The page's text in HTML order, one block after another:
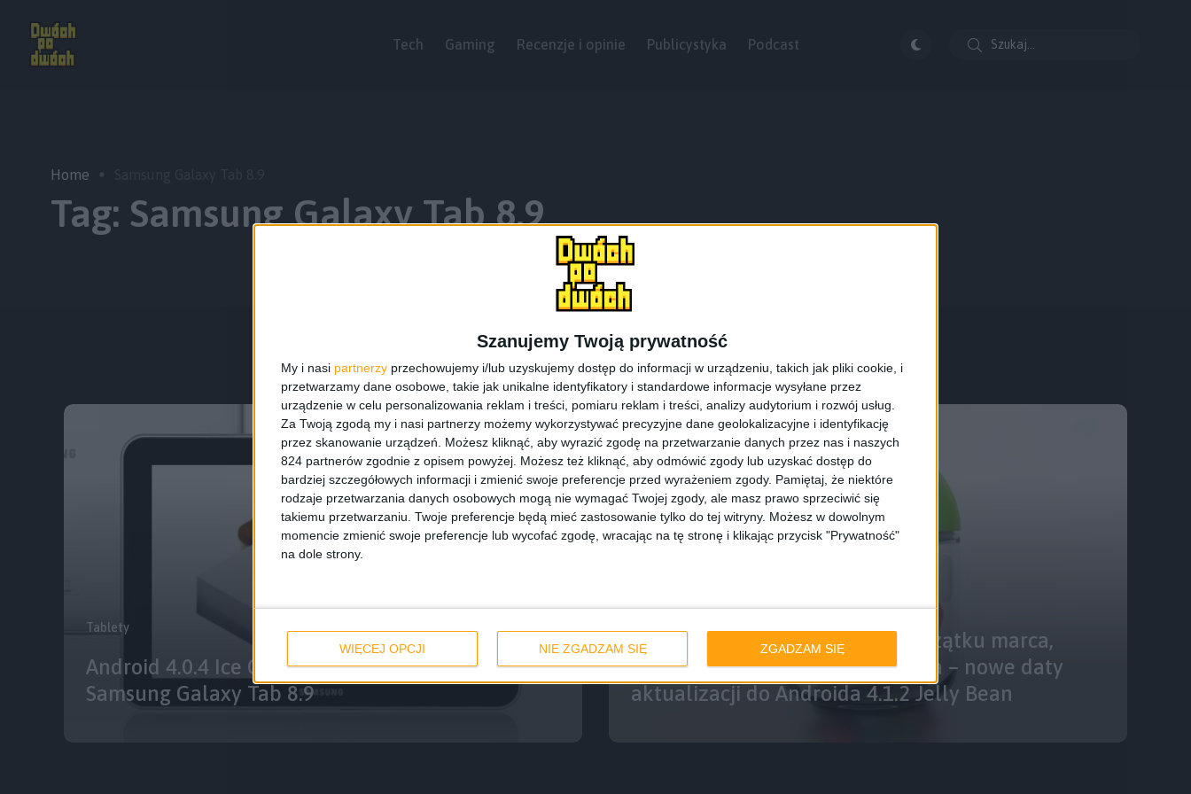
Szanujemy Twoją prywatność
My i nasi partnerzy przechowujemy i/lub uzyskujemy dostęp do informacji w urządzeniu, takich jak pliki cookie, i
przetwarzamy dane osobowe, takie jak unikalne identyfikatory i standardowe informacje wysyłane przez
urządzenie w celu personalizowania reklam i treści, pomiaru reklam i treści, analizy audytorium i rozwój usług.
Za Twoją zgodą my i nasi partnerzy możemy wykorzystywać precyzyjne dane geolokalizacyjne i identyfikację
przez skanowanie urządzeń. Możesz kliknąć, aby wyrazić zgodę na przetwarzanie danych przez nas i naszych
824 partnerów zgodnie z opisem powyżej. Możesz też kliknąć, aby odmówić zgody lub uzyskać dostęp do
bardziej szczegółowych informacji i zmienić swoje preferencje przed wyrażeniem zgody. Pamiętaj, że niektóre
rodzaje przetwarzania danych osobowych mogą nie wymagać Twojej zgody, ale masz prawo sprzeciwić się
takiemu przetwarzaniu. Twoje preferencje będą mieć zastosowanie tylko do tej witryny. Możesz w dowolnym
momencie zmienić swoje preferencje lub wycofać zgodę, wracając na tę stronę i klikając przycisk "Prywatność"
na dole strony.
WIĘCEJ OPCJI NIE ZGADZAM SIĘ ZGADZAM SIĘ
Tech Gaming Recenzje i opinie Publicystyka Podcast
Home
Tag: Samsung Galaxy Tab 8.9
Tablety
Android 4.0.4 Ice Cream Sandwich dla tabletu
Samsung Galaxy Tab 8.9
Galaxy S II i Galaxy Note na początku marca,
Galaxy Ace 2 pod koniec stycznia – nowe daty
aktualizacji do Androida 4.1.2 Jelly Bean